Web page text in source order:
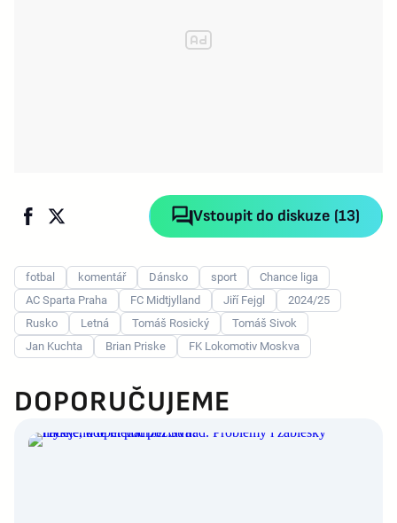
Vstoupit do diskuze (13)
fotbal komentář Dánsko sport
Chance liga
AC Sparta Praha
FC Midtjylland Jiří Fejgl
2024/25
Rusko
Letná Tomáš Rosický
Tomáš Sivok
Jan Kuchta
Brian Priske FK Lokomotiv Moskva
DOPORUČUJEME